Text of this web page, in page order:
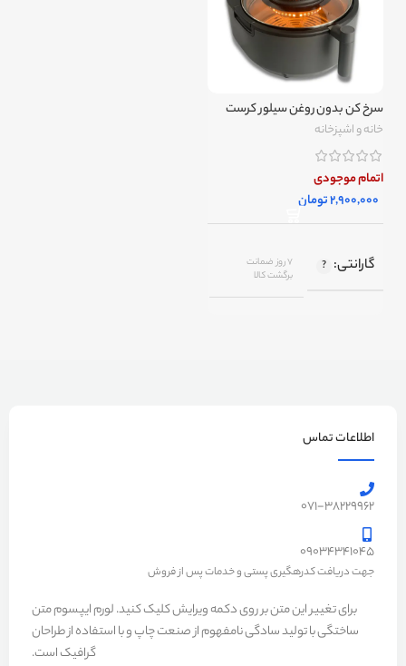
سرخ کن بدون روغن سیلور کرست
مدل SilverCrest SC-2326
خانه و اشپزخانه
اتمام موجودی
تومان
گارانتی
7 روز ضمانت
برگشت کالا
اطلاعات تماس
071-38229962
09034341045
جهت دریافت کدرهگیری پستی و خدمات پس از فروش
برای تغییر این متن بر روی دکمه ویرایش کلیک کنید. لورم ایپسوم متن
ساختگی با تولید سادگی نامفهوم از صنعت چاپ و با استفاده از طراحان
گرافیک است.